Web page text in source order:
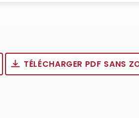
TÉLÉCHARGER PDF SANS